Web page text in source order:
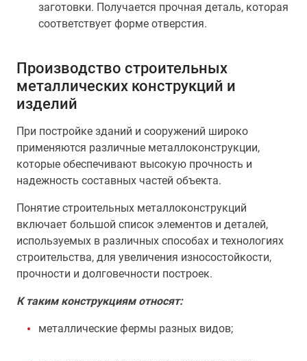
заготовки. Получается прочная деталь, которая
соответствует форме отверстия.
Производство строительных
металлических конструкций и
изделий
При постройке зданий и сооружений широко
применяются различные металлоконструкции,
которые обеспечивают высокую прочность и
надежность составных частей объекта.
Понятие строительных металлоконструкций
включает большой список элементов и деталей,
используемых в различных способах и технологиях
строительства, для увеличения износостойкости,
прочности и долговечности построек.
К таким конструкциям относят:
металлические фермы разных видов;